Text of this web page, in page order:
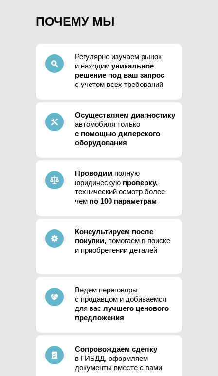
ПОЧЕМУ МЫ
Регулярно изучаем рынок
и находим уникальное
решение под ваш запрос
с учетом всех требований
Осуществляем диагностику
автомобиля только
с помощью дилерского
оборудования
Проводим полную
юридическую проверку,
технический осмотр более
чем по 100 параметрам
Консультируем после
покупки, помогаем в поиске
и приобретении деталей
Ведем переговоры
с продавцом и добиваемся
для вас лучшего ценового
предложения
Сопровождаем сделку
в ГИБДД, оформляем
документы вместе с вами